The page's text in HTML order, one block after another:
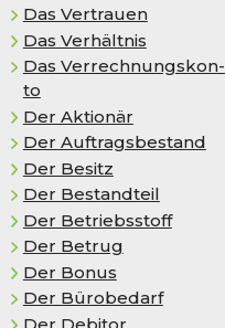
Das Vertrauen
Das Ver­hält­nis
Das Ver­rech­nungs­kon­
to
Der Aktionär
Der Auf­trags­be­stand
Der Besitz
Der Bestandteil
Der Betriebsstoff
Der Betrug
Der Bonus
Der Bürobedarf